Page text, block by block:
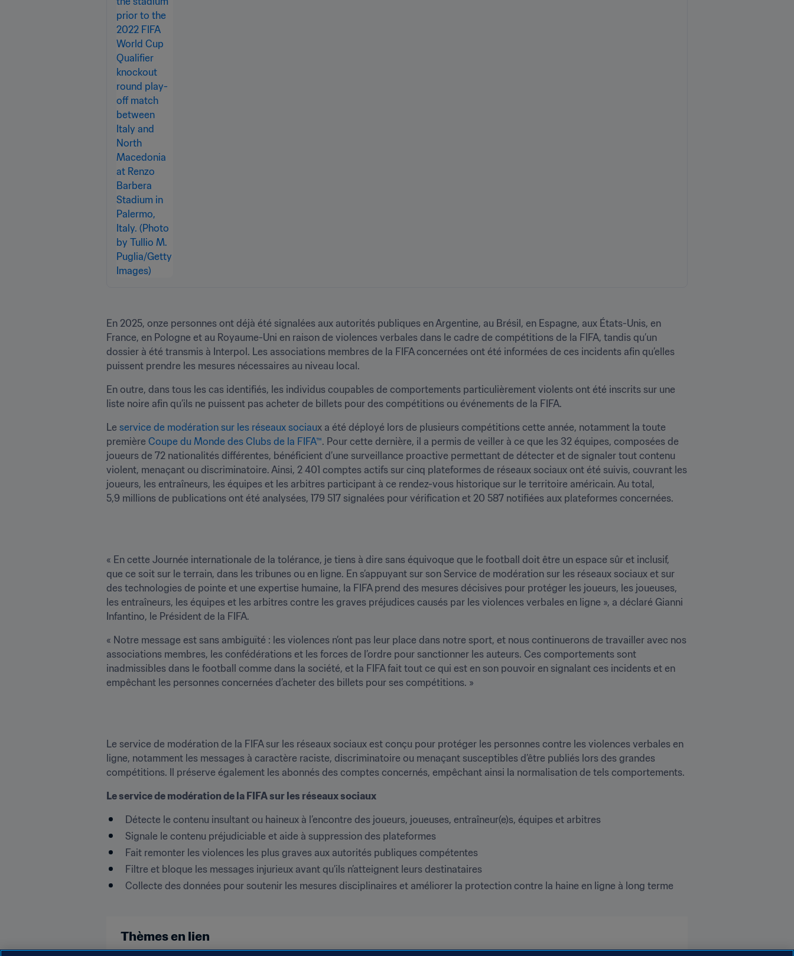
En 2025, onze personnes ont déjà été signalées aux autorités publiques en Argentine, au Brésil, en Espagne, aux États-Unis, en
France, en Pologne et au Royaume-Uni en raison de violences verbales dans le cadre de compétitions de la FIFA, tandis qu’un
dossier à été transmis à Interpol. Les associations membres de la FIFA concernées ont été informées de ces incidents afin qu’elles
puissent prendre les mesures nécessaires au niveau local.
En outre, dans tous les cas identifiés, les individus coupables de comportements particulièrement violents ont été inscrits sur une
liste noire afin qu’ils ne puissent pas acheter de billets pour des compétitions ou événements de la FIFA.
Le service de modération sur les réseaux sociaux a été déployé lors de plusieurs compétitions cette année, notamment la toute
première Coupe du Monde des Clubs de la FIFA™. Pour cette dernière, il a permis de veiller à ce que les 32 équipes, composées de
joueurs de 72 nationalités différentes, bénéficient d’une surveillance proactive permettant de détecter et de signaler tout contenu
violent, menaçant ou discriminatoire. Ainsi, 2 401 comptes actifs sur cinq plateformes de réseaux sociaux ont été suivis, couvrant les
joueurs, les entraîneurs, les équipes et les arbitres participant à ce rendez-vous historique sur le territoire américain. Au total,
5,9 millions de publications ont été analysées, 179 517 signalées pour vérification et 20 587 notifiées aux plateformes concernées.
« En cette Journée internationale de la tolérance, je tiens à dire sans équivoque que le football doit être un espace sûr et inclusif,
que ce soit sur le terrain, dans les tribunes ou en ligne. En s’appuyant sur son Service de modération sur les réseaux sociaux et sur
des technologies de pointe et une expertise humaine, la FIFA prend des mesures décisives pour protéger les joueurs, les joueuses,
les entraîneurs, les équipes et les arbitres contre les graves préjudices causés par les violences verbales en ligne », a déclaré Gianni
Infantino, le Président de la FIFA.
« Notre message est sans ambiguïté : les violences n’ont pas leur place dans notre sport, et nous continuerons de travailler avec nos
associations membres, les confédérations et les forces de l’ordre pour sanctionner les auteurs. Ces comportements sont
inadmissibles dans le football comme dans la société, et la FIFA fait tout ce qui est en son pouvoir en signalant ces incidents et en
empêchant les personnes concernées d’acheter des billets pour ses compétitions. »
Le service de modération de la FIFA sur les réseaux sociaux est conçu pour protéger les personnes contre les violences verbales en
ligne, notamment les messages à caractère raciste, discriminatoire ou menaçant susceptibles d’être publiés lors des grandes
compétitions. Il préserve également les abonnés des comptes concernés, empêchant ainsi la normalisation de tels comportements.
Le service de modération de la FIFA sur les réseaux sociaux
Détecte le contenu insultant ou haineux à l’encontre des joueurs, joueuses, entraîneur(e)s, équipes et arbitres
Signale le contenu préjudiciable et aide à suppression des plateformes
Fait remonter les violences les plus graves aux autorités publiques compétentes
Filtre et bloque les messages injurieux avant qu’ils n’atteignent leurs destinataires
Collecte des données pour soutenir les mesures disciplinaires et améliorer la protection contre la haine en ligne à long terme
Thèmes en lien